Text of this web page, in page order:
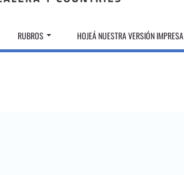
RUBROS HOJEÁ NUESTRA VERSIÓN IMPRESA